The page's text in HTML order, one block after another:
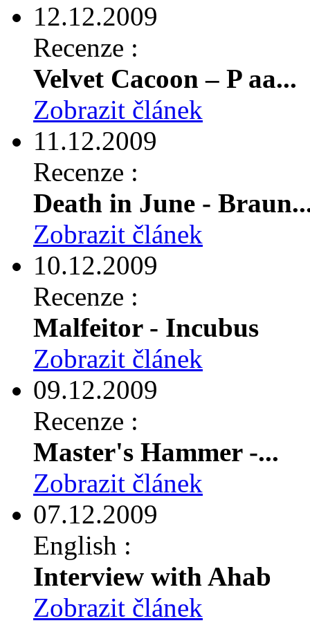
12.12.2009
Recenze :
Velvet Cacoon – P aa...
Zobrazit článek
11.12.2009
Recenze :
Death in June -
Zobrazit článek
10.12.2009
Recenze :
Malfeitor - Incubus
Zobrazit článek
09.12.2009
Recenze :
Master's Hammer -...
Zobrazit článek
07.12.2009
English :
Interview with Ahab
Zobrazit článek